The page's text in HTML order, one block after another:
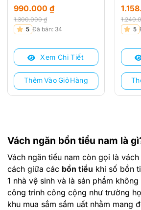
Vách ngăn bồn tiểu nam là
Vách ngăn tiểu nam còn gọi là
cách giữa các bồn tiểu khi số bồn
1 nhà vệ sinh và là sản phẩm
công trình công cộng như trường
khu mua sắm sầm uất nhằm mang
1.300.000₫
Giá
là:
1.300.000 ₫.
990.000 ₫
Giá
tại
990.000 ₫.
5 Đã bán: 34
Xem Chi Tiết
Thêm Vào Giỏ Hàng
Giá
là:
Giá
tại
5